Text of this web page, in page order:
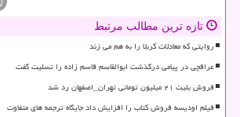
تازه ترین مطالب مرتبط
روایتی که معادلات کربلا را به هم می زند
عراقچی در پیامی درگذشت ابوالقاسم قاسم زاده را تسلیت گفت
فروش بلیت ۲۱ میلیون تومانی تهران_اصفهان رد شد
فیلم اودیسه فروش کتاب را افزایش داد جایگاه ترجمه های متفاوت